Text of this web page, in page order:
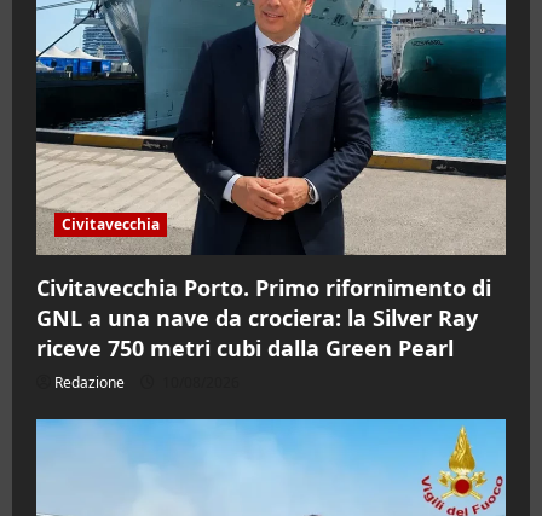
Civitavecchia
Civitavecchia Porto. Primo rifornimento di
GNL a una nave da crociera: la Silver Ray
riceve 750 metri cubi dalla Green Pearl
Redazione